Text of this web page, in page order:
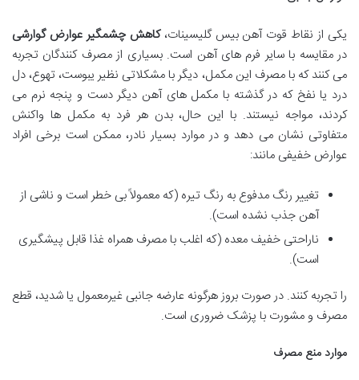
یکی از نقاط قوت آهن بیس گلیسینات،کاهش چشمگیر عوارض گوارشی
در مقایسه با سایر فرم های آهن است. بسیاری از مصرف کنندگان تجربه
می کنند که با مصرف این مکمل، دیگر با مشکلاتی نظیر یبوست، تهوع، دل
درد یا نفخ که در گذشته با مکمل های آهن دیگر دست و پنجه نرم می
کردند، مواجه نیستند. با این حال، بدن هر فرد به مکمل ها واکنش
متفاوتی نشان می دهد و در موارد بسیار نادر، ممکن است برخی افراد
عوارض خفیفی مانند:
تغییر رنگ مدفوع به رنگ تیره (که معمولاً بی خطر است و ناشی از
آهن جذب نشده است).
ناراحتی خفیف معده (که اغلب با مصرف همراه غذا قابل پیشگیری
است).
را تجربه کنند. در صورت بروز هرگونه عارضه جانبی غیرمعمول یا شدید، قطع
مصرف و مشورت با پزشک ضروری است.
موارد منع مصرف